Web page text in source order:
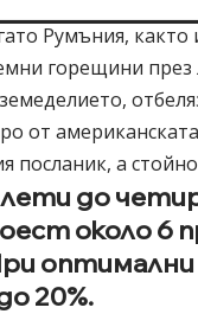
Румъния, както
горещини
от
посланик, а
до
около
20%.